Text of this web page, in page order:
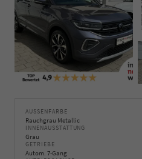
AUSSENFARBE
Rauchgrau Metallic
INNENAUSSTATTUNG
Grau
GETRIEBE
Autom. 7-Gang